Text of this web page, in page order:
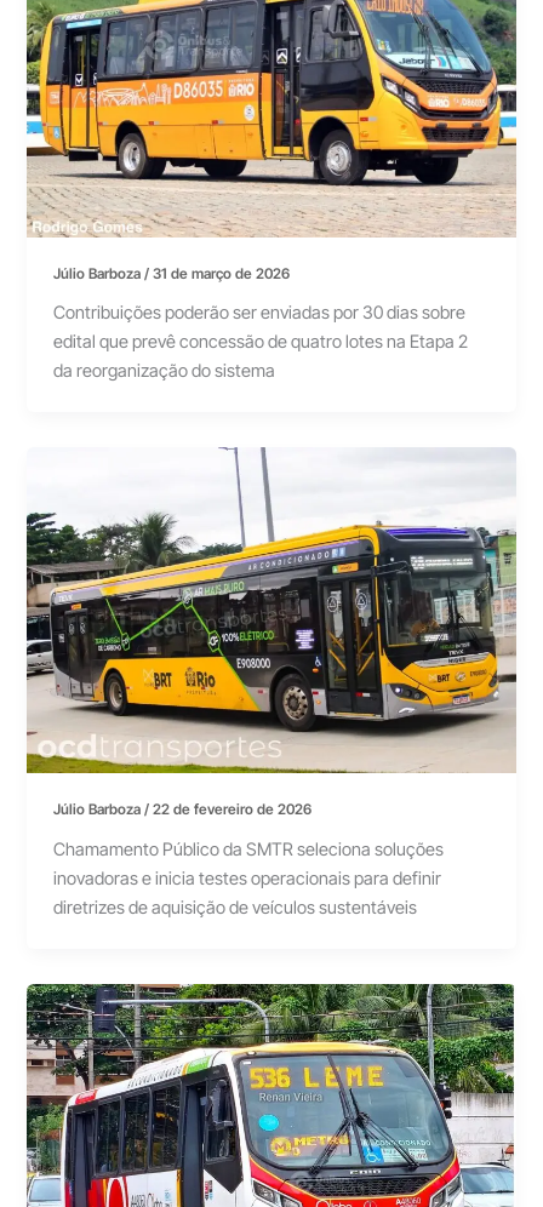
Júlio Barboza/31 de março de 2026
Contribuições poderão ser enviadas por 30 dias sobre
edital que prevê concessão de quatro lotes na Etapa 2
da reorganização do sistema
Júlio Barboza/22 de fevereiro de 2026
Chamamento Público da SMTR seleciona soluções
inovadoras e inicia testes operacionais para definir
diretrizes de aquisição de veículos sustentáveis